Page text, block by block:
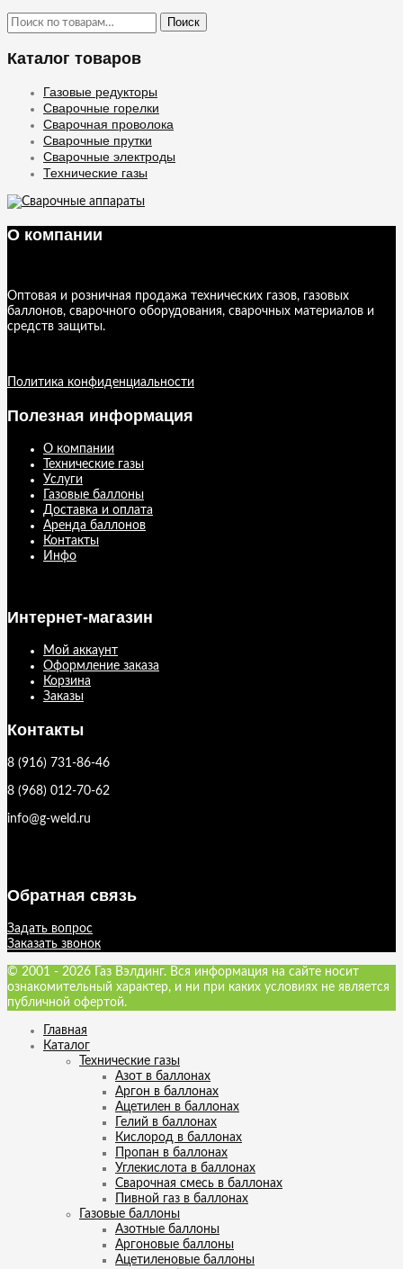
Искать: Поиск
Каталог товаров
Газовые редукторы
Сварочные горелки
Сварочная проволока
Сварочные прутки
Сварочные электроды
Технические газы
О компании
Оптовая и розничная продажа технических газов, газовых
баллонов, сварочного оборудования, сварочных материалов и
средств защиты.
Политика конфиденциальности
Полезная информация
О компании
Технические газы
Услуги
Газовые баллоны
Доставка и оплата
Аренда баллонов
Контакты
Инфо
Интернет-магазин
Мой аккаунт
Оформление заказа
Корзина
Заказы
Контакты
8 (916) 731-86-46
8 (968) 012-70-62
info@g-weld.ru
Обратная связь
Задать вопрос
Заказать звонок
© 2001 - 2026 Газ Вэлдинг. Вся информация на сайте носит
ознакомительный характер, и ни при каких условиях не является
публичной офертой.
Главная
Каталог
Технические газы
Азот в баллонах
Аргон в баллонах
Ацетилен в баллонах
Гелий в баллонах
Кислород в баллонах
Пропан в баллонах
Углекислота в баллонах
Сварочная смесь в баллонах
Пивной газ в баллонах
Газовые баллоны
Азотные баллоны
Аргоновые баллоны
Ацетиленовые баллоны